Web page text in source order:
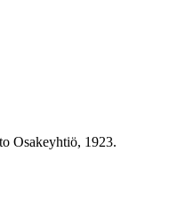
Osakeyhtiö, 1923.